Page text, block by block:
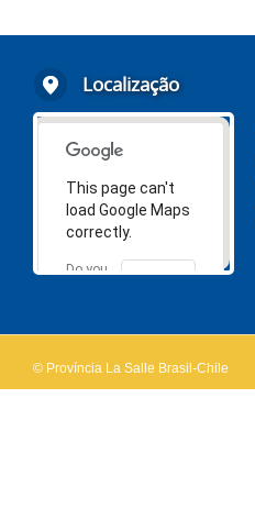
Localização
This page can't
load Google Maps
correctly.
Do you
OK
© Província La Salle Brasil-Chile